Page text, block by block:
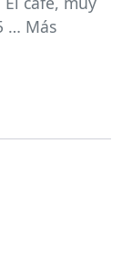
… Más